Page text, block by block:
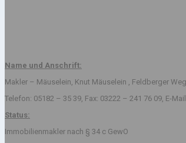
Name und Anschrift:
Makler – Mäuselein, Knut Mäuselein , Feldberger
Telefon: 05182 – 35 39, Fax: 03222 – 241 76 09, E-
Status:
Immobilienmakler nach § 34 c GewO